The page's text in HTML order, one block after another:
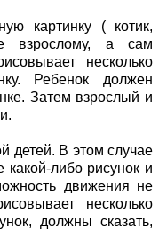
картинку ( котик,
взрослому, а сам
несколько
Ребенок должен
Затем взрослый и
детей. В этом случае
какой-либо рисунок и
движения не
несколько
должны сказать,